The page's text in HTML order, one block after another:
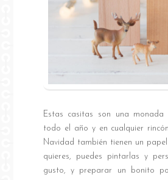
Estas casitas son una monada
todo el año y en cualquier
Navidad también tienen un
quieres, puedes pintarlas y
gusto, y preparar un bonito